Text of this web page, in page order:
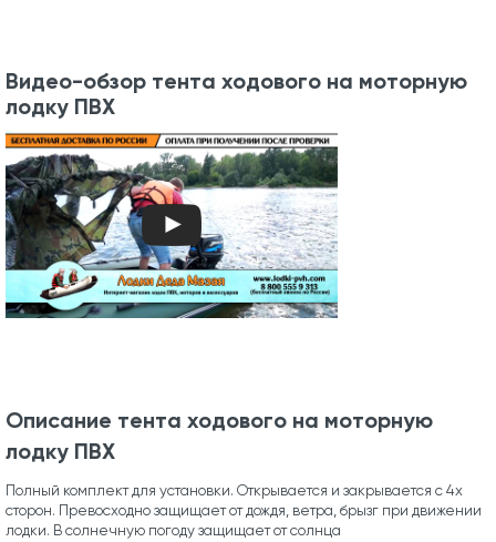
Видео-обзор тента ходового на моторную
лодку ПВХ
Описание тента ходового на моторную
лодку ПВХ
Полный комплект для установки. Открывается и закрывается с 4х
сторон. Превосходно защищает от дождя, ветра, брызг при движении
лодки. В солнечную погоду защищает от солнца